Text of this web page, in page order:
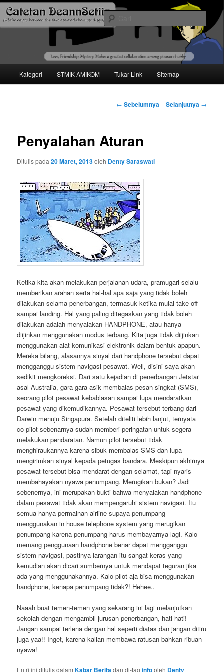
Catetan DS
Mari bermimpi dan ciptakan kehendak
Langsung
utama
Kategori STMIK AMIKOM Tukar Link Sitemap
Navigasi
← Sebelumnya Selanjutnya →
Penyalahan Aturan
Ditulis pada20 Maret, 2013oleh Denty Saraswati
Ketika kita akan melakukan perjalanan udara, pramugari selalu
memberikan arahan serta hal-hal apa saja yang tidak boleh
dilakukan selama penerbangan, termasuk ketika mulai take off
sampai landing. Hal yang paling ditegaskan yang tidak boleh
dilakukan adalah menyalakan HANDPHONE, atau hanya
diijinkan menggunakan modus terbang. Kita juga tidak diijinkan
menggunakan alat komunikasi elektronik dalam bentuk apapun.
Mereka bilang, alasannya sinyal dari handphone tersebut dapat
mengganggu sistem navigasi pesawat. Well, disini saya akan
sedikit mengkoreksi. Dari satu kejadian di penerbangan Jetstar
asal Australia, gara-gara asik membalas pesan singkat (SMS),
seorang pilot pesawat kebablasan sampai lupa mendaratkan
pesawat yang dikemudikannya. Pesawat tersebut terbang dari
Darwin menuju Singapura. Setelah diteliti lebih lanjut, ternyata
co-pilot sebenarnya sudah memberi peringatan untuk segera
melakukan pendaratan. Namun pilot tersebut tidak
menghiraukannya karena sibuk membalas SMS dan lupa
mengirimkan sinyal kepada petugas bandara. Meskipun akhirnya
pesawat tersebut bisa mendarat dengan selamat, tapi nyaris
membahayakan nyawa penumpang. Merugikan bukan? Jadi
sebenernya, ini merupakan bukti bahwa menyalakan handphone
dalam pesawat tidak akan mempengaruhi sistem navigasi. Itu
semua hanya permainan airline supaya penumpang
menggunakan in house telephone system yang merugikan
penumpang karena penumpang harus membayarnya lagi. Kalo
memang penggunaan handphone benar dapat mengganggu
sistem navigasi, pastinya larangan itu sangat keras yang
kemudian akan dicari sumbernya untuk mendapat teguran jika
ada yang menggunakannya. Kalo pilot aja bisa menggunakan
handphone, kenapa penumpang tidak?! Hehee..
Naaah buat temen-temen yang sekarang ini lagi melanjutkan
sekolah dengan mengambil jurusan penerbangan, hati-hati!
Jangan sampai terlena dengan hal seperti diatas dan jangan ditiru
juga yaa!! Inget, karena kalian membawa ratusan bahkan ribuan
nyawa!
Entri ini ditulis dalamKabar Berita dan di-taginfooleh Denty